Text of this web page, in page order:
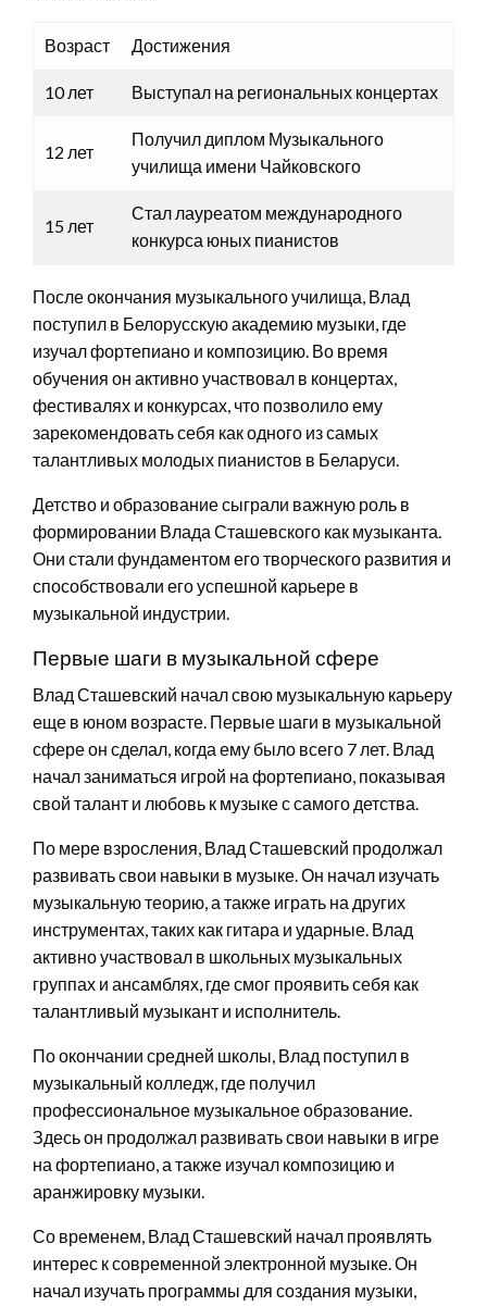
Возраст Достижения
10 лет Выступал на региональных концертах
12 лет
Получил диплом Музыкального
училища имени Чайковского
15 лет
Стал лауреатом международного
конкурса юных пианистов
После окончания музыкального училища, Влад
поступил в Белорусскую академию музыки, где
изучал фортепиано и композицию. Во время
обучения он активно участвовал в концертах,
фестивалях и конкурсах, что позволило ему
зарекомендовать себя как одного из самых
талантливых молодых пианистов в Беларуси.
Детство и образование сыграли важную роль в
формировании Влада Сташевского как музыканта.
Они стали фундаментом его творческого развития и
способствовали его успешной карьере в
музыкальной индустрии.
Первые шаги в музыкальной сфере
Влад Сташевский начал свою музыкальную карьеру
еще в юном возрасте. Первые шаги в музыкальной
сфере он сделал, когда ему было всего 7 лет. Влад
начал заниматься игрой на фортепиано, показывая
свой талант и любовь к музыке с самого детства.
По мере взросления, Влад Сташевский продолжал
развивать свои навыки в музыке. Он начал изучать
музыкальную теорию, а также играть на других
инструментах, таких как гитара и ударные. Влад
активно участвовал в школьных музыкальных
группах и ансамблях, где смог проявить себя как
талантливый музыкант и исполнитель.
По окончании средней школы, Влад поступил в
музыкальный колледж, где получил
профессиональное музыкальное образование.
Здесь он продолжал развивать свои навыки в игре
на фортепиано, а также изучал композицию и
аранжировку музыки.
Со временем, Влад Сташевский начал проявлять
интерес к современной электронной музыке. Он
начал изучать программы для создания музыки,